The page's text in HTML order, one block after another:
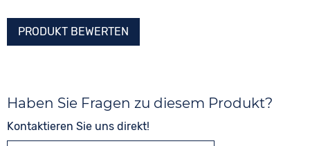
PRODUKT BEWERTEN
Haben Sie Fragen zu diesem Produkt?
Kontaktieren Sie uns direkt!